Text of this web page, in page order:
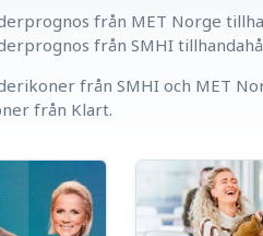
från MET Norge
från SMHI
från SMHI och MET
från Klart.